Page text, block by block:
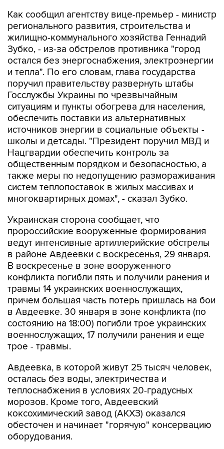
Как сообщил агентству вице-премьер - министр
регионального развития, строительства и
жилищно-коммунального хозяйства Геннадий
Зубко, - из-за обстрелов противника "город
остался без энергоснабжения, электроэнергии
и тепла". По его словам, глава государства
поручил правительству развернуть штабы
Госслужбы Украины по чрезвычайным
ситуациям и пункты обогрева для населения,
обеспечить поставки из альтернативных
источников энергии в социальные объекты -
школы и детсады. "Президент поручил МВД и
Нацгвардии обеспечить контроль за
общественным порядком и безопасностью, а
также меры по недопущению размораживания
систем теплопоставок в жилых массивах и
многоквартирных домах", - сказал Зубко.
Украинская сторона сообщает, что
пророссийские вооруженные формирования
ведут интенсивные артиллерийские обстрелы
в районе Авдеевки с воскресенья, 29 января.
В воскресенье в зоне вооруженного
конфликта погибли пять и получили ранения и
травмы 14 украинских военнослужащих,
причем большая часть потерь пришлась на бои
в Авдеевке. 30 января в зоне конфликта (по
состоянию на 18:00) погибли трое украинских
военнослужащих, 17 получили ранения и еще
трое - травмы.
Авдеевка, в которой живут 25 тысяч человек,
осталась без воды, электричества и
теплоснабжения в условиях 20-градусных
морозов. Кроме того, Авдеевский
коксохимический завод (АКХЗ) оказался
обесточен и начинает "горячую" консервацию
оборудования.